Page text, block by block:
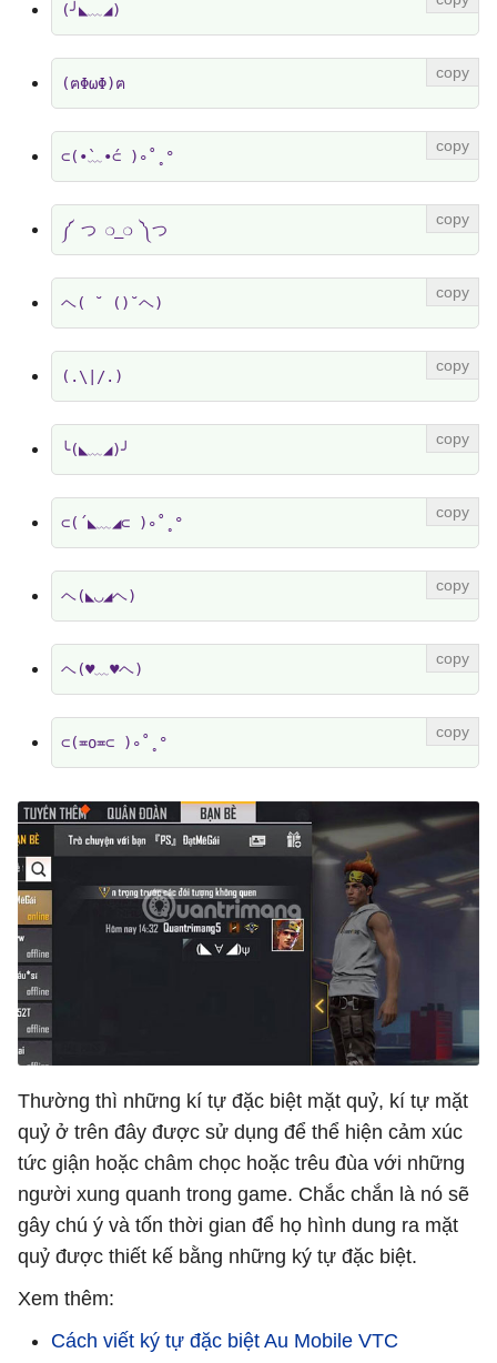
(╯◣﹏◢)
(ฅΦωΦ)ฅ
⊂(•̀﹏•́⊂ )∘˚˳°
༼ つ ❍_❍ ༽つ
ヘ( ˘ ()˘ヘ)
(.\|/.)
╰(◣﹏◢)╯
⊂(´◣﹏◢⊂ )∘˚˳°
ヘ(◣◡◢ヘ)
ヘ(♥﹏♥ヘ)
⊂(≖o≖⊂ )∘˚˳°
Thường thì những kí tự đặc biệt mặt quỷ, kí tự mặt
quỷ ở trên đây được sử dụng để thể hiện cảm xúc
tức giận hoặc châm chọc hoặc trêu đùa với những
người xung quanh trong game. Chắc chắn là nó sẽ
gây chú ý và tốn thời gian để họ hình dung ra mặt
quỷ được thiết kế bằng những ký tự đặc biệt.
Xem thêm:
Cách viết ký tự đặc biệt Au Mobile VTC